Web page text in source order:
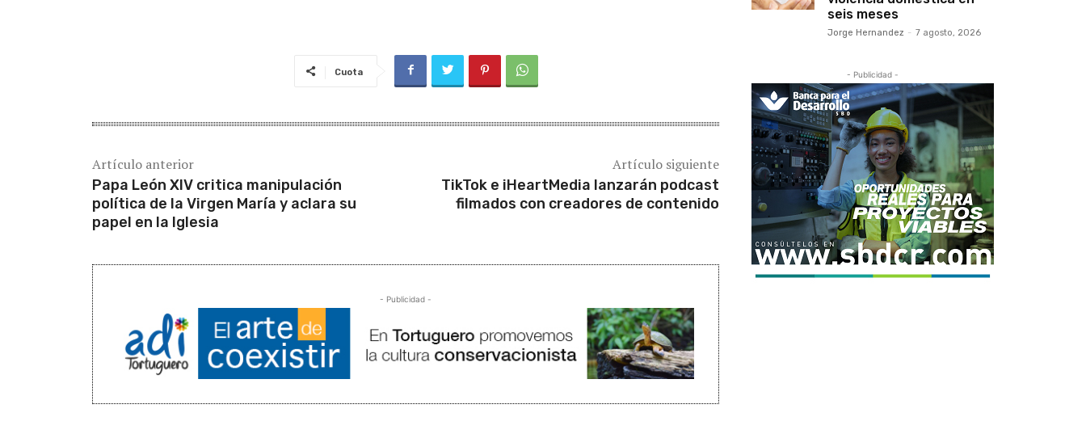
Cuota
Artículo anterior
Papa León XIV critica manipulación
política de la Virgen María y aclara su
papel en la Iglesia
Artículo siguiente
TikTok e iHeartMedia lanzarán podcast
filmados con creadores de contenido
- Publicidad -
seis meses
Jorge Hernandez - 7 agosto, 2026
- Publicidad -